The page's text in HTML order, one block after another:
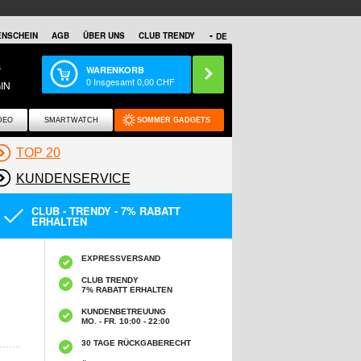
DE
AGB ÜBER UNS CLUB TRENDY
WARENKORB
0 Insgesamt0,00CHF
SMARTWATCH SOMMER GADGETS
TOP 20
KUNDENSERVICE
CLUB - TRENDY - 7% RABATT
ERHALTEN
EXPRESSVERSAND
CLUB TRENDY
7% RABATT ERHALTEN
KUNDENBETREUUNG
MO. - FR. 10:00 - 22:00
30 TAGE RÜCKGABERECHT